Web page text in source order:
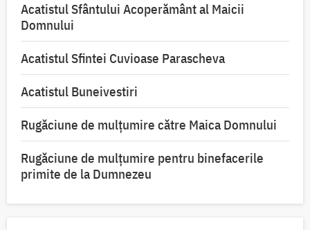
Acatistul Sfântului Acoperământ al Maicii
Domnului
Acatistul Sfintei Cuvioase Parascheva
Acatistul Buneivestiri
Rugăciune de mulţumire către Maica Domnului
Rugăciune de mulțumire pentru binefacerile
primite de la Dumnezeu